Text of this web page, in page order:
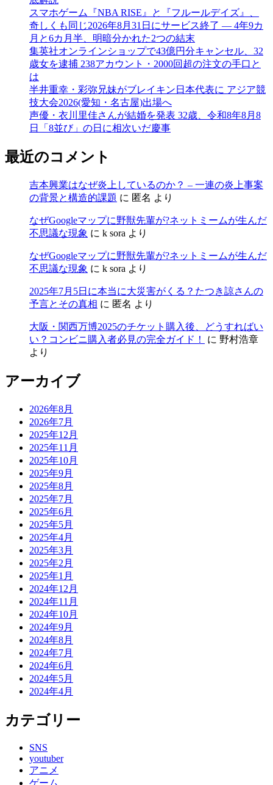
スマホゲーム『NBA RISE』と『フルールデイズ』、
奇しくも同じ2026年8月31日にサービス終了 ― 4年9カ
月と6カ月半、明暗分かれた2つの結末
集英社オンラインショップで43億円分キャンセル、32
歳女を逮捕 238アカウント・2000回超の注文の手口と
は
半井重幸・彩弥兄妹がブレイキン日本代表に アジア競
技大会2026(愛知・名古屋)出場へ
声優・衣川里佳さんが結婚を発表 32歳、令和8年8月8
日「8並び」の日に相次いだ慶事
最近のコメント
吉本興業はなぜ炎上しているのか？ – 一連の炎上事案
の背景と構造的課題 に 匿名 より
なぜGoogleマップに野獣先輩が?ネットミームが生んだ
不思議な現象 に k sora より
なぜGoogleマップに野獣先輩が?ネットミームが生んだ
不思議な現象 に k sora より
2025年7月5日に本当に大災害がくる？たつき諒さんの
予言とその真相 に 匿名 より
大阪・関西万博2025のチケット購入後、どうすればい
い？コンビニ購入者必見の完全ガイド！
に 野村浩章
より
アーカイブ
2026年8月
2026年7月
2025年12月
2025年11月
2025年10月
2025年9月
2025年8月
2025年7月
2025年6月
2025年5月
2025年4月
2025年3月
2025年2月
2025年1月
2024年12月
2024年11月
2024年10月
2024年9月
2024年8月
2024年7月
2024年6月
2024年5月
2024年4月
カテゴリー
SNS
youtuber
アニメ
ゲーム